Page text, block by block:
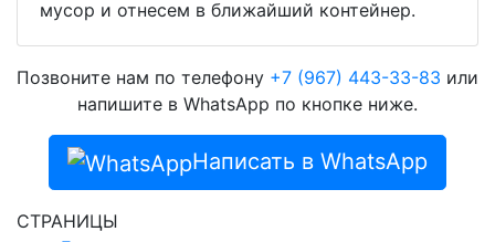
мусор и отнесем в ближайший контейнер.
Позвоните нам по телефону +7 (967) 443-33-83 или
напишите в WhatsApp по кнопке ниже.
Написать в WhatsApp
СТРАНИЦЫ